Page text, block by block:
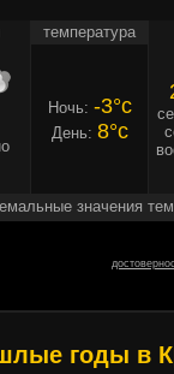
температура
Ночь: -3°c
День: 8°c
значения
годы в